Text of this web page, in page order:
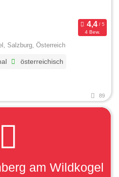
4 Bew.
Salzburg, Österreich
österreichisch
89
am Wildkogel